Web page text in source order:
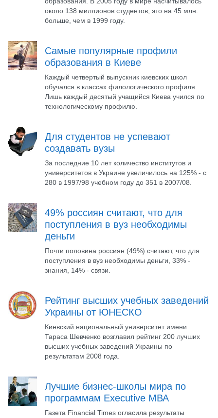
около 138 миллионов студентов, это на 45 млн.
больше, чем в 1999 году.
Самые популярные профили
образования в Киеве
Каждый четвертый выпускник киевских школ
обучался в классах филологического профиля.
Лишь каждый десятый учащийся Киева учился по
технологическому профилю.
Для студентов не успевают
создавать вузы
За последние 10 лет количество институтов и
университетов в Украине увеличилось на 125% - с
280 в 1997/98 учебном году до 351 в 2007/08.
49% россиян считают, что для
поступления в вуз необходимы
деньги
Почти половина россиян (49%) считают, что для
поступления в вуз необходимы деньги, 33% -
знания, 14% - связи.
Рейтинг высших учебных заведений
Украины от ЮНЕСКО
Киевский национальный университет имени
Тараса Шевченко возглавил рейтинг 200 лучших
высших учебных заведений Украины по
результатам 2008 года.
Лучшие бизнес-школы мира по
программам Executive МВА
Газета Financial Times огласила результаты